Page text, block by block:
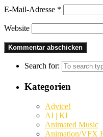
E-Mail-Adresse *
Website
Search for:
Kategorien
Advice!
AI | KI
Animated Music
Animation/VFX